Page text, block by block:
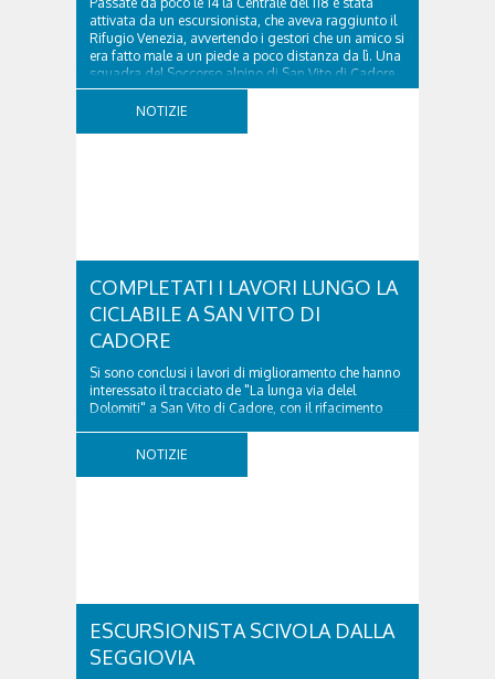
attivata da un escursionista, che aveva raggiunto il
Rifugio Venezia, avvertendo i gestori che un amico si
era fatto male a un piede a poco distanza da lì. Una
squadra del Soccorso alpino di San Vito di Cadore
ha quindi raggiunto l'infortunato...
NOTIZIE
COMPLETATI I LAVORI LUNGO LA
CICLABILE A SAN VITO DI
CADORE
Si sono conclusi i lavori di miglioramento che hanno
interessato il tracciato de "La lunga via delel
Dolomiti" a San Vito di Cadore, con il rifacimento
appositi dissuasori in corrispondenza...
NOTIZIE
ESCURSIONISTA SCIVOLA DALLA
SEGGIOVIA